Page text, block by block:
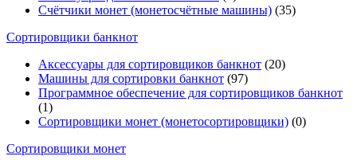
Счётчики монет (монетосчётные машины) (35)
Cортировщики банкнот
Аксессуары для сортировщиков банкнот (20)
Машины для сортировки банкнот (97)
Программное обеспечение для сортировщиков банкнот
(1)
Сортировщики монет (монетосортировщики) (0)
Сортировщики монет